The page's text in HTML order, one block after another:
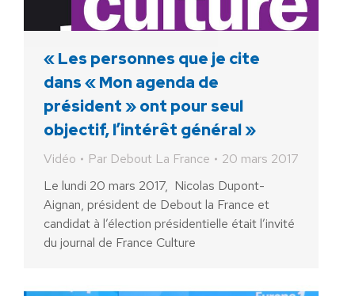
« Les personnes que je cite
dans « Mon agenda de
président » ont pour seul
objectif, l’intérêt général »
Vidéo Par Debout La France
20 mars 2017
Le lundi 20 mars 2017, Nicolas Dupont-
Aignan, président de Debout la France et
candidat à l’élection présidentielle était l’invité
du journal de France Culture